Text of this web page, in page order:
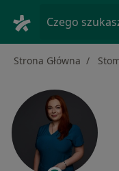
Czego
Strona Główna